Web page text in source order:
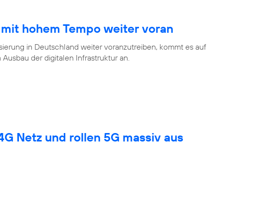
hohem Tempo weiter voran
in Deutschland weiter voranzutreiben, kommt es auf
der digitalen Infrastruktur an.
Netz und rollen 5G massiv aus